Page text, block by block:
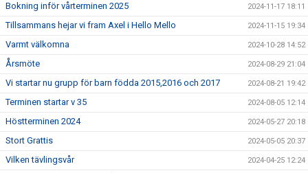
Bokning inför vårterminen 2025 2024-11-17 18:11
Tillsammans hejar vi fram Axel i Hello Mello 2024-11-15 19:34
Varmt välkomna 2024-10-28 14:52
Årsmöte 2024-08-29 21:04
Vi startar nu grupp för barn födda 2015,2016 och 2017 2024-08-21 19:42
Terminen startar v 35 2024-08-05 12:14
Höstterminen 2024 2024-05-27 20:18
Stort Grattis 2024-05-05 20:37
Vilken tävlingsvår 2024-04-25 12:24